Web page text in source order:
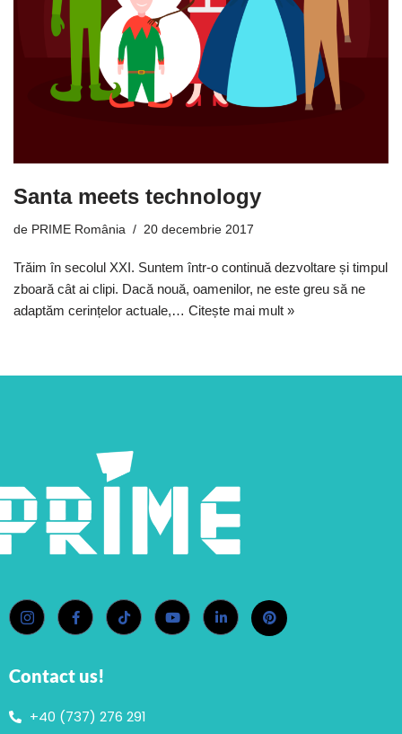
Santa meets technology
de PRIME România 20 decembrie 2017
Trăim în secolul XXI. Suntem într-o continuă dezvoltare și timpul
zboară cât ai clipi. Dacă nouă, oamenilor, ne este greu să ne
adaptăm cerințelor actuale,… Citește mai mult »
Contact us!
+40 (737) 276 291